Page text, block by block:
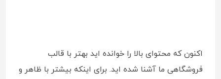
اکنون که محتوای بالا را خوانده اید بهتر با قالب
فروشگاهی ما آشنا شده اید. برای اینکه بیشتر با ظاهر و